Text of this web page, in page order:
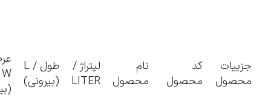
جزییات
محصول
کد
محصول
نام
محصول
لیتراژ /
LITER
طول / L
(بیرونی)
W